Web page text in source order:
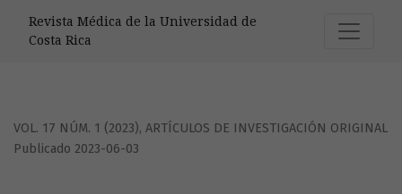
Revista Médica de la Universidad de
Costa Rica
VOL. 17 NÚM. 1 (2023), ARTÍCULOS DE INVESTIGACIÓN ORIGINAL
Publicado 2023-06-03